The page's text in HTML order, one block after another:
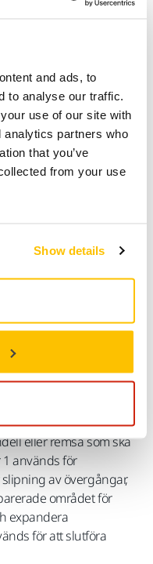
and ads, to
to analyse our traffic.
use of our site with
analytics partners who
that you’ve
from your use
Show details
sv-
på hela
fas i processen har
perfekt med alla
är tydligt markerade
eller remsa som ska
används för
av övergångar,
området för
expandera
för att slutföra